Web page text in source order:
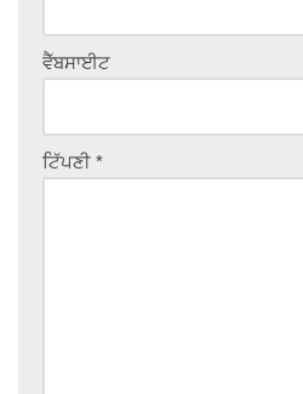
ਵੈੱਬਸਾਈਟ
ਟਿੱਪਣੀ *